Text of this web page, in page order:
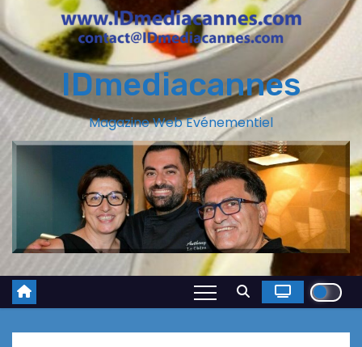
IDmediacannes
Magazine Web Evénementiel